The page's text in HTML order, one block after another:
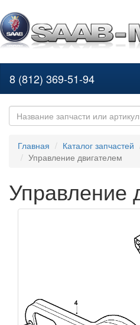
8 (812) 369-51-94
Главная Каталог запчастей
Управление двигателем
Управление